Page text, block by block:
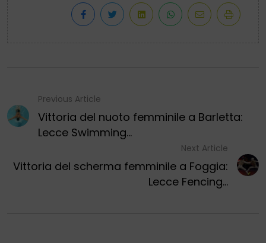
Previous Article
Vittoria del nuoto femminile a Barletta:
Lecce Swimming...
Next Article
Vittoria del scherma femminile a Foggia:
Lecce Fencing...